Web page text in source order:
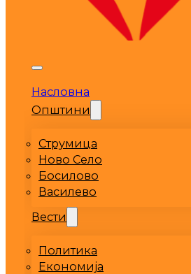
Насловна
Општини
Струмица
Ново Село
Босилово
Василево
Вести
Политика
Економија